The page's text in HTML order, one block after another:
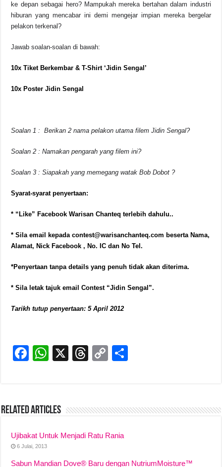
ke depan sebagai hero? Mampukah mereka bertahan dalam industri
hiburan yang mencabar ini demi mengejar impian mereka bergelar
pelakon terkenal?
Jawab soalan-soalan di bawah:
10x Tiket Berkembar & T-Shirt ‘Jidin Sengal’
10x Poster Jidin Sengal
Soalan 1 : Berikan 2 nama pelakon utama filem Jidin Sengal?
Soalan 2 : Namakan pengarah yang filem ini?
Soalan 3 : Siapakah yang memegang watak Bob Dobot ?
Syarat-syarat penyertaan:
* “Like” Facebook Warisan Chanteq terlebih dahulu..
* Sila email kepada contest@warisanchanteq.com beserta Nama,
Alamat, Nick Facebook , No. IC dan No Tel.
*Penyertaan tanpa details yang penuh tidak akan diterima.
* Sila letak tajuk email Contest “Jidin Sengal”.
Tarikh tutup penyertaan: 5 April 2012
F
e
b
o
o
W
s
A
p
X
T
d
s
C
Li
n
Related Articles
Ujibakat Untuk Menjadi Ratu Rania
6 Julai, 2013
Sabun Mandian Dove® Baru dengan NutriumMoisture™